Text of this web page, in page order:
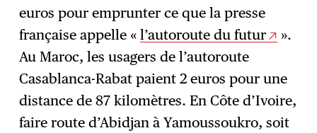
euros pour emprunter ce que la presse
française appelle «l’autoroute du futur
».
Au Maroc, les usagers de l’autoroute
Casablanca-Rabat paient 2 euros pour une
distance de 87 kilomètres. En Côte d’Ivoire,
faire route d’Abidjan à Yamoussoukro, soit